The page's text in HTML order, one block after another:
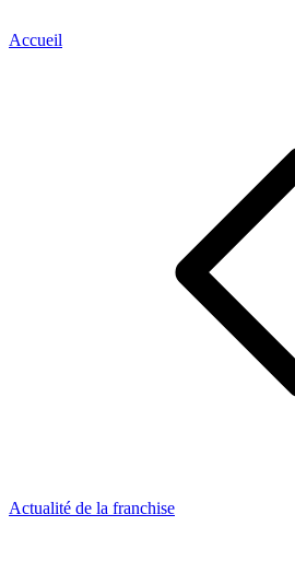
Accueil
Actualité de la franchise